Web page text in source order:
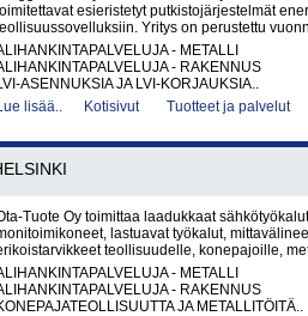
esieristetyt putkistojärjestelmät
Yritys on perustettu
- METALLI
- RAKENNUS
ASENNUKSIA JA LVI-KORJAUKSIA..
lisää..
Kotisivut Tuotteet ja palvelut
Tuote Oy toimittaa laadukkaat
lastuavat työkalut,
teollisuudelle, konepajoille,
- METALLI
- RAKENNUS
JA METALLITÖITÄ..